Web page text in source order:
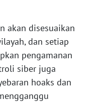
akan disesuaikan
dan setiap
pengamanan
siber juga
hoaks dan